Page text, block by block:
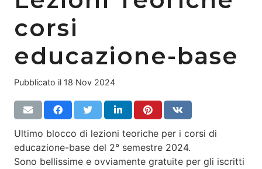
corsi
educazione-base
Pubblicato il 18 Nov 2024
Ultimo blocco di lezioni teoriche per i corsi di
educazione-base del 2° semestre 2024.
Sono bellissime e ovviamente gratuite per gli iscritti